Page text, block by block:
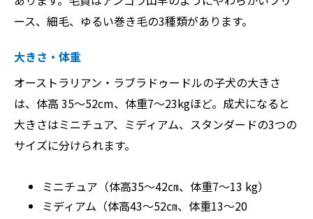
ース、細毛、ゆるい巻き毛の3種類があります。
大きさ・体重
オーストラリアン・ラブラドゥードルの子犬の大きさ
は、体高 35～52cm、体重7～23kgほど。成犬になると
大きさはミニチュア、ミディアム、スタンダードの3つの
サイズに分けられます。
ミニチュア（体高35～42㎝、体重7～13 kg）
ミディアム（体高43～52㎝、体重13～20